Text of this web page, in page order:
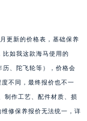
更新的价格表，基础保养
比如我这款海马使用的
历、陀飞轮等），价格会
不同，最终报价也不一
制作工艺、配件材质、损
修保养报价无法统一，详